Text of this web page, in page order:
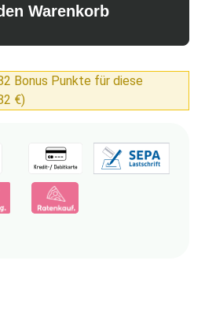
Warenkorb
Bonus Punkte für diese
€)